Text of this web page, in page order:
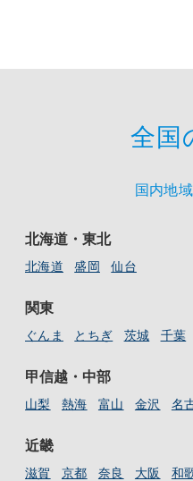
全国
国内地
北海道・東北
北海道 盛岡 仙台
関東
ぐんま とちぎ 茨城 千葉
甲信越・中部
山梨 熱海 富山 金沢 名
近畿
滋賀 京都 奈良 大阪 和